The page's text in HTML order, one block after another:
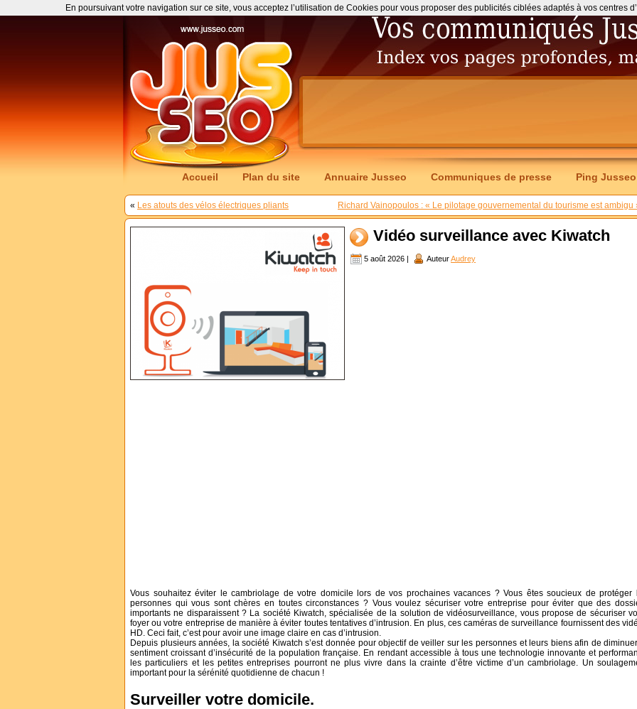
Accueil Plan du site Annuaire Jusseo Communiques de presse Ping Jusseo
« Les atouts des vélos électriques pliants Richard Vainopoulos : « Le pilotage gouvernemental du tourisme est ambigu
Vidéo surveillance avec Kiwatch
5 août 2026 | AuteurAudrey
Vous souhaitez éviter le cambriolage de votre domicile lors de vos prochaines vacances ? Vous êtes soucieux de protéger
personnes qui vous sont chères en toutes circonstances ? Vous voulez sécuriser votre entreprise pour éviter que des
importants ne disparaissent ? La société Kiwatch, spécialisée de la solution de vidéosurveillance, vous propose de sécuriser
foyer ou votre entreprise de manière à éviter toutes tentatives d’intrusion. En plus, ces caméras de surveillance fournissent des
HD. Ceci fait, c’est pour avoir une image claire en cas d’intrusion.
Depuis plusieurs années, la société Kiwatch s’est donnée pour objectif de veiller sur les personnes et leurs biens afin de
sentiment croissant d’insécurité de la population française. En rendant accessible à tous une technologie innovante et
les particuliers et les petites entreprises pourront ne plus vivre dans la crainte d’être victime d’un cambriolage. Un
important pour la sérénité quotidienne de chacun !
Surveiller votre domicile.
En poursuivant votre navigation sur ce site, vous acceptez l’utilisation de Cookies pour vous proposer des publicités ciblées adaptés à vos centres